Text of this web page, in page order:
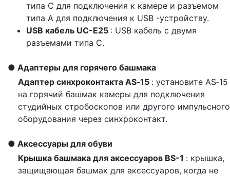
типа C для подключения к камере и разъемом
типа A для подключения к USB -устройству.
USB кабель UC-E25 : USB кабель с двумя
разъемами типа C.
Адаптеры для горячего башмака
Адаптер синхроконтакта AS‑15 : установите AS‑15
на горячий башмак камеры для подключения
студийных стробоскопов или другого импульсного
оборудования через синхроконтакт.
Аксессуары для обуви
Крышка башмака для аксессуаров BS-1 : крышка,
защищающая башмак для аксессуаров, когда не